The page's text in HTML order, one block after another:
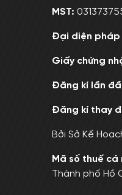
MST:
Đại diện pháp
Giấy chứng
Đăng kí lần
Đăng kí thay
Bởi Sở Kế
Mã số thuế cá
Thành phố Hồ